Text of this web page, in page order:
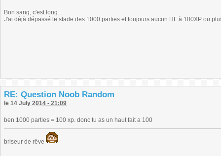
Bon sang, c'est long...
J'ai déjà dépassé le stade des 1000 parties et toujours aucun HF à 100XP ou
RE: Question Noob Random
le 14 July 2014 - 21:09
ben 1000 parties = 100 xp. donc tu as un haut fait a 100
briseur de rêve